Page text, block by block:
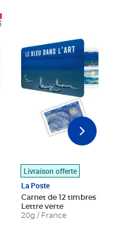
Livraison offerte
La Poste
Carnet de 12 timbres - Le
Lettre verte
20g / France